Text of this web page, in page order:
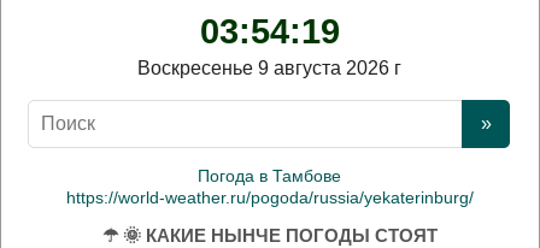
03:54:19
Воскресенье 9 августа 2026 г
Погода в Тамбове
https://world-weather.ru/pogoda/russia/yekaterinburg/
☂ 🌞 КАКИЕ НЫНЧЕ ПОГОДЫ СТОЯТ